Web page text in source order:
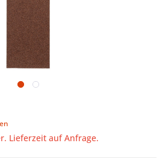
Lieferzeit auf Anfrage.